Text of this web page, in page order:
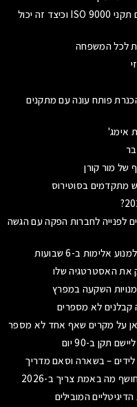
חמדאן ג'לולי מסביר לאיזה סוג עסק מתאים תקני ISO 9000 וכיצד זה יכול
לכל המשפחה
המים על הכנרת פותח עונה עם מתקנים
אימג'
לפנייה לחברות הפקה עם הגשה
ב-6 שבועות
על מקרים שאף אחד לא מספר